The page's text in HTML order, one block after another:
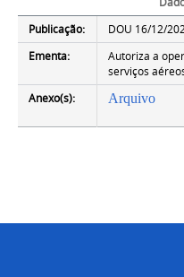
Publicação:
DOU 16/12/
Ementa:
Autoriza a
serviços
Anexo(s):
Arquivo